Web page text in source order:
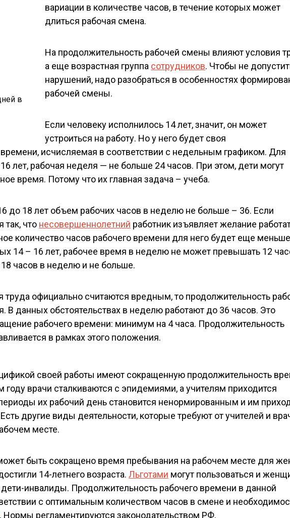
в
вариации в количестве часов, в течение которых может
длиться рабочая смена.
На продолжительность рабочей смены влияют условия
а еще возрастная группа сотрудников. Чтобы не
нарушений, надо разобраться в особенностях
рабочей смены.
Если человеку исполнилось 14 лет, значит, он может
устроиться на работу. Но у него будет своя
исчисляемая в соответствии с недельным графиком. Для
лет, рабочая неделя — не больше 24 часов. При этом, дети могут
время. Потому что их главная задача – учеба.
до 18 лет объем рабочих часов в неделю не больше – 36. Если
так, что несовершеннолетний работник изъявляет желание
количество часов рабочего времени для него будет еще
14 – 16 лет, рабочее время в неделю не может превышать 12
часов в неделю и не больше.
труда официально считаются вредным, то продолжительность
В данных обстоятельствах в неделю работают до 36 часов. Это
рабочего времени: минимум на 4 часа. Продолжительность
в рамках этого положения.
своей работы имеют сокращенную продолжительность
врачи сталкиваются с эпидемиями, а учителям приходится
их рабочий день становится ненормированным и им
другие виды деятельности, которые требуют от учителей и
месте.
быть сокращено время пребывания на рабочем месте для
14-летнего возраста.Льготами могут пользоваться и
инвалиды. Продолжительность рабочего времени в данной
с оптимальным количеством часов в смене и
. Нормы регламентируются законодательством РФ.